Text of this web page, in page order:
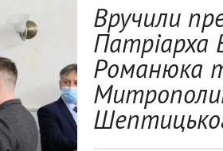
Вручили
Патріарха
Романюка